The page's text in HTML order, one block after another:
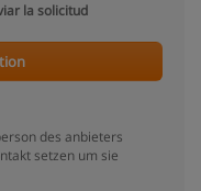
la solicitud
des anbieters
setzen um sie